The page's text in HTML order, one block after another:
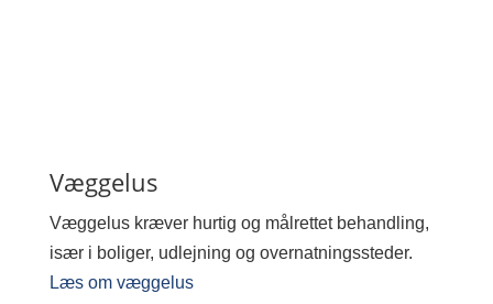
Væggelus
Væggelus kræver hurtig og målrettet behandling,
især i boliger, udlejning og overnatningssteder.
Læs om væggelus